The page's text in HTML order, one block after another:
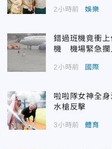
2小時前 娛樂
錯過班機竟衝
機 機場緊急攔
2小時前 國際
啦啦隊女神全
水槍反擊
3小時前 體育